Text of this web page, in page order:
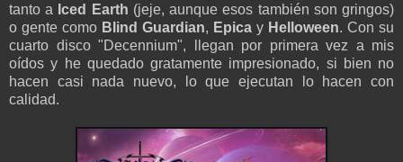
tanto a Iced Earth (jeje, aunque esos también son gringos)
o gente como Blind Guardian, Epica y Helloween. Con su
cuarto disco "Decennium", llegan por primera vez a mis
oídos y he quedado gratamente impresionado, si bien no
hacen casi nada nuevo, lo que ejecutan lo hacen con
calidad.